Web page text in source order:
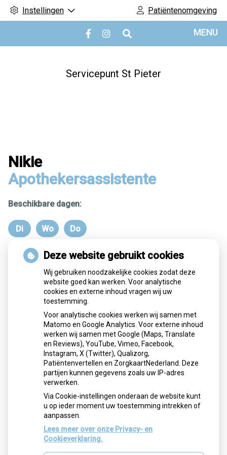
Instellingen Patiëntenomgeving
Bezoek
onze
Bezoek
onze
MENU
Servicepunt St Pieter
Nikie
Apothekersassistente
Beschikbare dagen:
Dinsdag
Di Woensdag
Wo Donderdag
Do
Terug naar overzicht
Deze website gebruikt cookies
Wij gebruiken noodzakelijke cookies zodat deze
website goed kan werken. Voor analytische
cookies en externe inhoud vragen wij uw
toestemming.
Voor analytische cookies werken wij samen met
Matomo en Google Analytics. Voor externe inhoud
werken wij samen met Google (Maps, Translate
en Reviews), YouTube, Vimeo, Facebook,
Instagram, X (Twitter), Qualizorg,
Patiëntenvertellen en ZorgkaartNederland. Deze
partijen kunnen gegevens zoals uw IP-adres
verwerken.
Via Cookie-instellingen onderaan de website kunt
u op ieder moment uw toestemming intrekken of
aanpassen.
Lees meer over onze Privacy- en
Cookieverklaring.